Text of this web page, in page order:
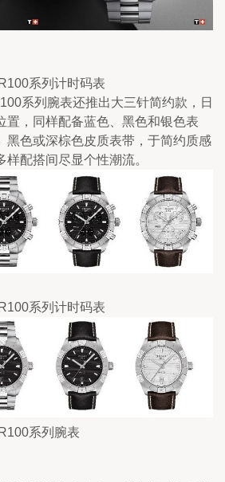
系列计时码表
系列腕表还推出大三针简约款，日
置，同样配备蓝色、黑色和银色表
黑色或深棕色皮质表带，于简约质感
配搭间尽显个性潮流。
系列计时码表
系列腕表